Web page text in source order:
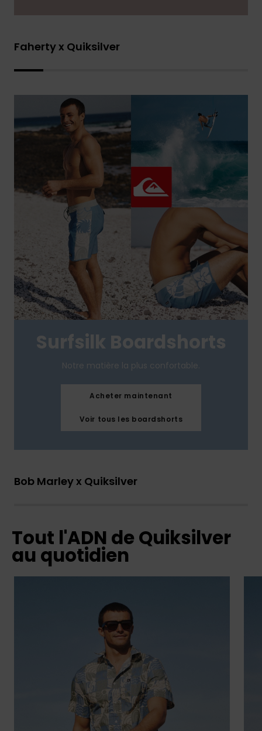
Faherty x Quiksilver
Surfsilk Boardshorts
Notre matière la plus confortable.
Acheter maintenant
Voir tous les boardshorts
Bob Marley x Quiksilver
Tout l'ADN de Quiksilver
au quotidien